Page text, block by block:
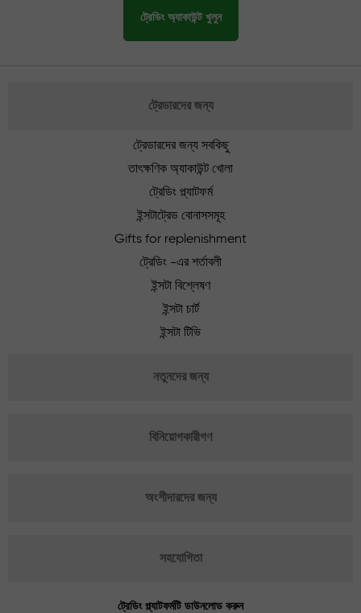
ট্রেডিং অ্যাকাউন্ট খুলুন
ট্রেডারদের জন্য
ট্রেডারদের জন্য সবকিছু
তাৎক্ষণিক অ্যাকাউন্ট খোলা
ট্রেডিং প্ল্যাটফর্ম
ইন্সটাট্রেড বোনাসসমূহ
Gifts for replenishment
ট্রেডিং -এর শর্তাবলী
ইন্সটা বিশ্লেষণ
ইন্সটা চার্ট
ইন্সটা টিভি
নতুনদের জন্য
বিনিয়োগকারীগণ
অংশীদারদের জন্য
সহযোগিতা
ট্রেডিং প্ল্যাটফর্মটি ডাউনলোড করুন